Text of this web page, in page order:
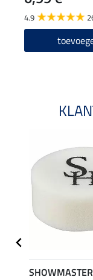
4.9
SHOWMASTER